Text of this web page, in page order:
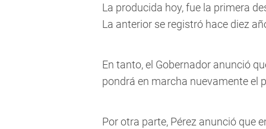
La producida hoy, fue la primera
La anterior se registró hace diez
En tanto, el Gobernador anunció
pondrá en marcha nuevamente el
Por otra parte, Pérez anunció que